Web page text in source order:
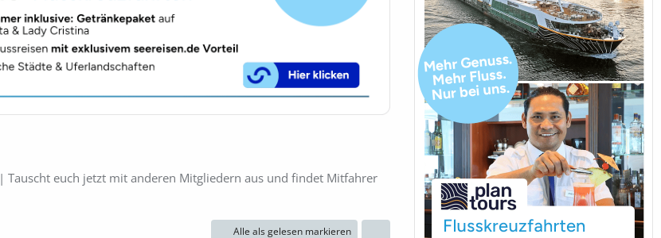
| Tauscht euch jetzt mit anderen Mitgliedern aus und findet Mitfahrer
Alle als gelesen markieren